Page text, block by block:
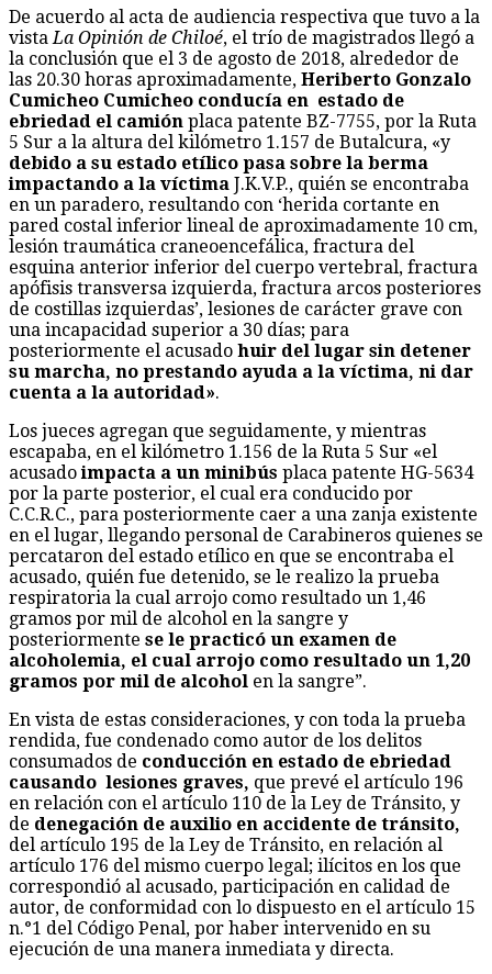
De acuerdo al acta de audiencia respectiva que tuvo a la
vista La Opinión de Chiloé, el trío de magistrados llegó a
la conclusión que el 3 de agosto de 2018, alrededor de
las 20.30 horas aproximadamente, Heriberto Gonzalo
Cumicheo Cumicheo conducía en estado de
ebriedad el camión placa patente BZ-7755, por la Ruta
5 Sur a la altura del kilómetro 1.157 de Butalcura, «y
debido a su estado etílico pasa sobre la berma
impactando a la víctima J.K.V.P., quién se encontraba
en un paradero, resultando con ‘herida cortante en
pared costal inferior lineal de aproximadamente 10 cm,
lesión traumática craneoencefálica, fractura del
esquina anterior inferior del cuerpo vertebral, fractura
apófisis transversa izquierda, fractura arcos posteriores
de costillas izquierdas’, lesiones de carácter grave con
una incapacidad superior a 30 días; para
posteriormente el acusado huir del lugar sin detener
su marcha, no prestando ayuda a la víctima, ni dar
cuenta a la autoridad».
Los jueces agregan que seguidamente, y mientras
escapaba, en el kilómetro 1.156 de la Ruta 5 Sur «el
acusadoimpacta a un minibús placa patente HG-5634
por la parte posterior, el cual era conducido por
C.C.R.C., para posteriormente caer a una zanja existente
en el lugar, llegando personal de Carabineros quienes se
percataron del estado etílico en que se encontraba el
acusado, quién fue detenido, se le realizo la prueba
respiratoria la cual arrojo como resultado un 1,46
gramos por mil de alcohol en la sangre y
posteriormente se le practicó un examen de
alcoholemia, el cual arrojo como resultado un 1,20
gramos por mil de alcohol en la sangre”.
En vista de estas consideraciones, y con toda la prueba
rendida, fue condenado como autor de los delitos
consumados de conducción en estado de ebriedad
causando lesiones graves, que prevé el artículo 196
en relación con el artículo 110 de la Ley de Tránsito, y
de denegación de auxilio en accidente de tránsito,
del artículo 195 de la Ley de Tránsito, en relación al
artículo 176 del mismo cuerpo legal; ilícitos en los que
correspondió al acusado, participación en calidad de
autor, de conformidad con lo dispuesto en el artículo 15
n.°1 del Código Penal, por haber intervenido en su
ejecución de una manera inmediata y directa.